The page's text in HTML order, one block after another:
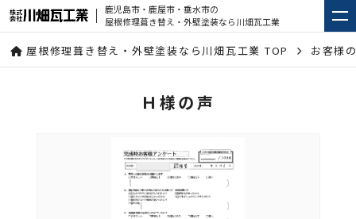
鹿児島市・鹿屋市・垂水市の
屋根修理葺き替え・外壁塗装なら川畑瓦工業
屋根修理葺き替え・外壁塗装なら川畑瓦工業 TOP お客様
Ｈ様の声